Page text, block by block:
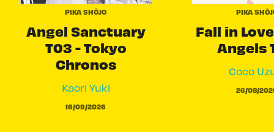
PIKA SHÔJO
Angel Sanctuary
T03 - Tokyo
Chronos
Kaori Yuki
16/09/2026
PIKA
Fall in
Angels
Coco
26/08/